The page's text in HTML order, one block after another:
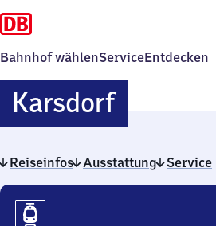
Bahnhof wählenServiceEntdecken
KarsdorfKarsdorf
Reiseinfos Ausstattung Service
Reiseinfos